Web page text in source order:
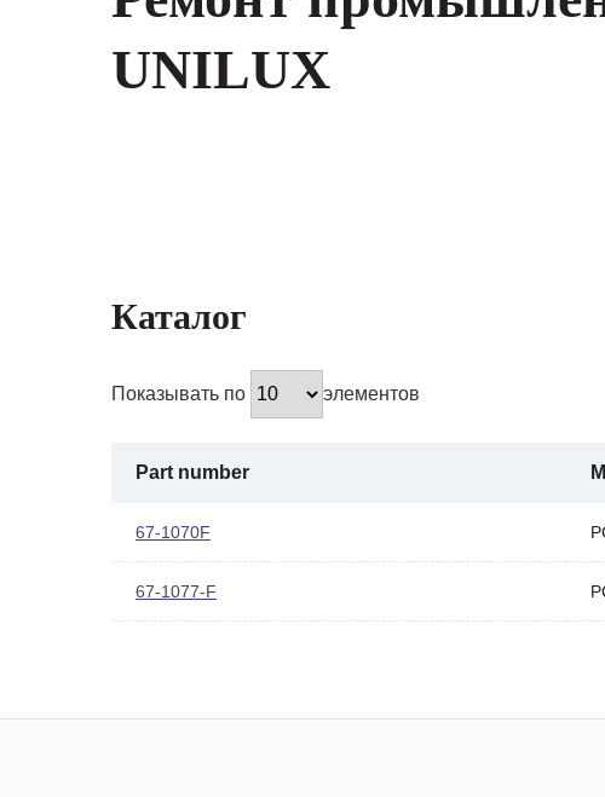
UNILUX
Каталог
Показывать по элементов
Part number
67-1070F
67-1077-F